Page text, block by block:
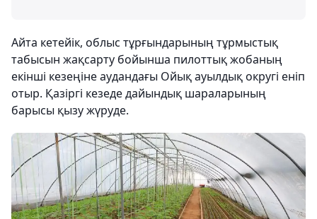
Айта кетейік, облыс тұрғындарының тұрмыстық
табысын жақсарту бойынша пилоттық жобаның
екінші кезеңіне аудандағы Ойық ауылдық округі еніп
отыр. Қазіргі кезеде дайындық шараларының
барысы қызу жүруде.